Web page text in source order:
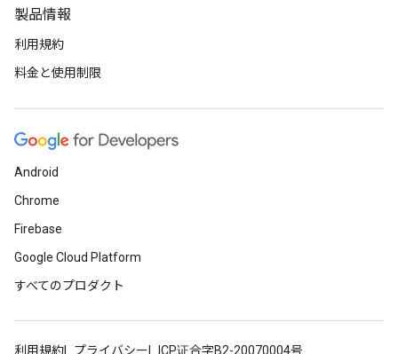
製品情報
利用規約
料金と使用制限
Android
Chrome
Firebase
Google Cloud Platform
すべてのプロダクト
利用規約 プライバシー ICP证合字B2-20070004号